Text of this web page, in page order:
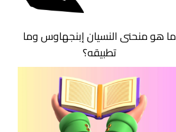
ما هو منحنى النسيان إبنجهاوس وما
تطبيقه؟